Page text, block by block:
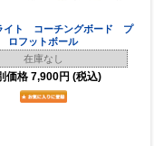
イト コーチングボード プ
ロフットボール
在庫なし
価格 7,900円 (税込)